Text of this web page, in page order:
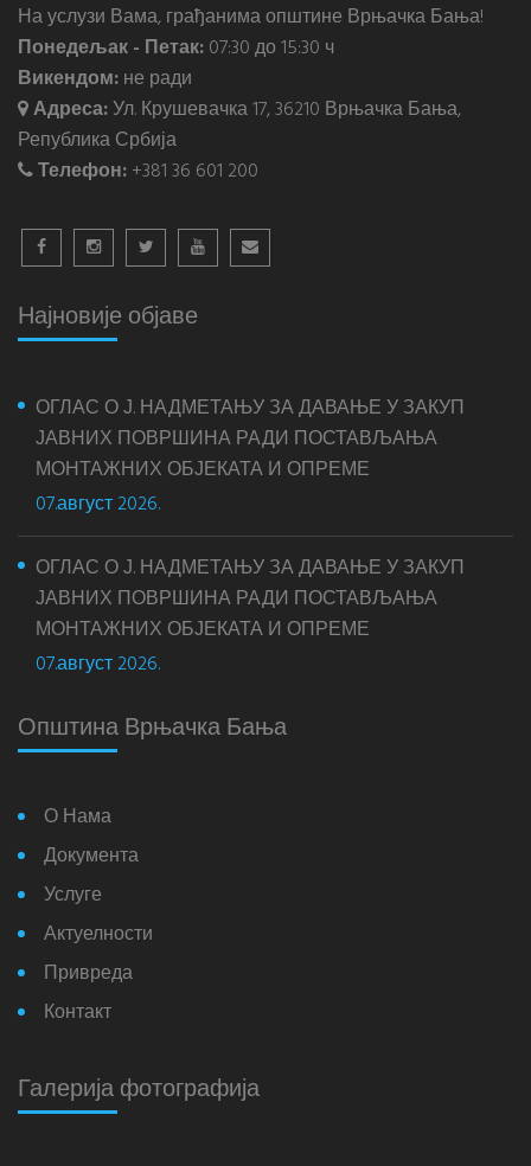
На услузи Вама, грађанима општине Врњачка Бања!
Понедељак - Петак:07:30 до 15:30 ч
Викендом:не ради
Адреса:Ул. Крушевачка 17, 36210 Врњачка Бања,
Република Србија
Телефон:+381 36 601 200
Најновије објаве
ОГЛАС О Ј. НАДМЕТАЊУ ЗА ДАВАЊЕ У ЗАКУП
ЈАВНИХ ПОВРШИНА РАДИ ПОСТАВЉАЊА
МОНТАЖНИХ ОБЈЕКАТА И ОПРЕМЕ
07.август 2026.
ОГЛАС О Ј. НАДМЕТАЊУ ЗА ДАВАЊЕ У ЗАКУП
ЈАВНИХ ПОВРШИНА РАДИ ПОСТАВЉАЊА
МОНТАЖНИХ ОБЈЕКАТА И ОПРЕМЕ
07.август 2026.
Општина Врњачка Бања
О Нама
Документа
Услуге
Актуелности
Привреда
Контакт
Галерија фотографија